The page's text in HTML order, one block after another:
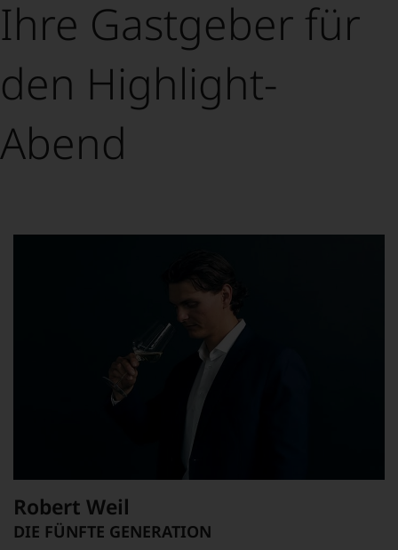
Ihre Gastgeber für
den Highlight-
Abend
Robert Weil
DIE FÜNFTE GENERATION